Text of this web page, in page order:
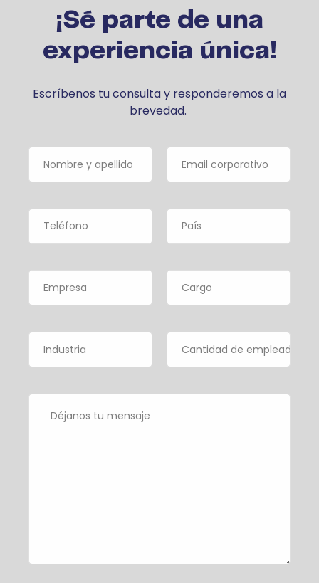
¡Sé parte de una
experiencia única!
Escríbenos tu consulta y responderemos a la
brevedad.